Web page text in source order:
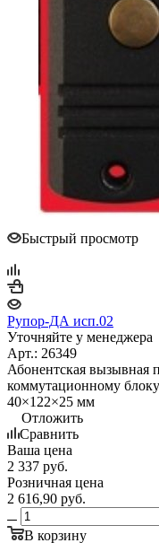
Быстрый просмотр
Рупор-ДА исп.02
Уточняйте у менеджера
Арт.: 26349
Абонентская вызывная
коммутационному
40×122×25 мм
Отложить
Сравнить
Ваша цена
2 337 руб.
Розничная цена
2 616,90 руб.
В корзину